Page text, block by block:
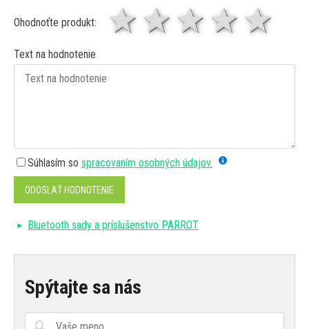
Ohodnoťte produkt: 4
3
2 hviezdy
1 hviezda
Text na hodnotenie
Súhlasím so spracovaním osobných údajov.
ODOSLAŤ HODNOTENIE
Bluetooth sady a príslušenstvo PARROT
Spýtajte sa nás